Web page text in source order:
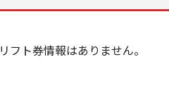
リフト券情報はありません。